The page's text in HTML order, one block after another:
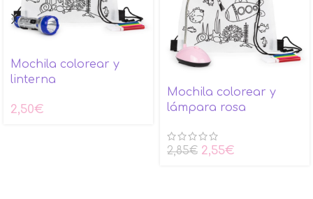
Mochila colorear y
linterna
2,50€
Mochila colorear y
lámpara rosa
2,85€ 2,55€